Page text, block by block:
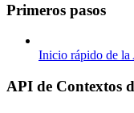
Primeros pasos
Inicio rápido de la
API de Contextos